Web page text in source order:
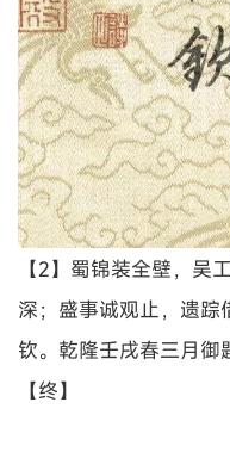
【2】蜀锦装全壁，吴
深；盛事诚观止，遗踪
钦。乾隆壬戌春三月御
【终】